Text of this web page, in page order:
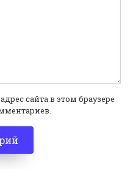
сайта в этом браузере